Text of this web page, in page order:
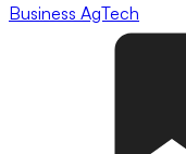
Business AgTech